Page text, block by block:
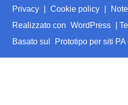
Sezione Link Utili
Privacy Cookie policy
Realizzato con WordPress
Basato sul
Prototipo per siti PA